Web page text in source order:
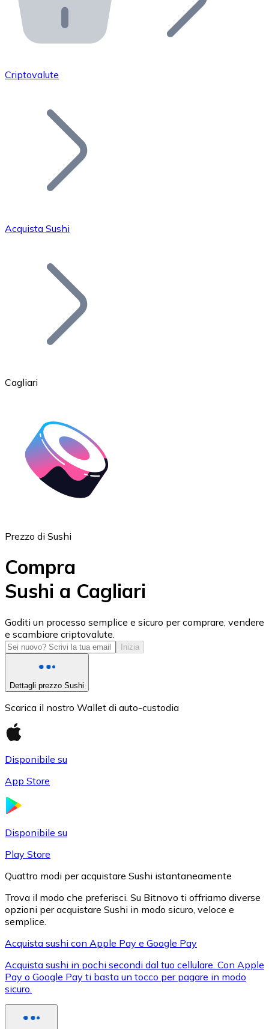
API Bitnovo
Integra la nostra API nel tuo ecosistema.
Unisciti alla nostra rete di rivenditori e
Aggiungi il token del tuo progetto al nostro servizio di
Bitcoin
Ethereum
ETH
USD Coin
USDC
XRP
XRP
Criptovalute
Acquista Sushi
Cagliari
Prezzo di Sushi
Compra
Sushi a Cagliari
Goditi un processo semplice e sicuro per comprare, vendere
e scambiare criptovalute.
Inizia
Dettagli prezzo Sushi
Scarica il nostro Wallet di auto-custodia
Disponibile su
App Store
Disponibile su
Play Store
Quattro modi per acquistare Sushi istantaneamente
Trova il modo che preferisci. Su Bitnovo ti offriamo diverse
opzioni per acquistare Sushi in modo sicuro, veloce e
semplice.
Acquista sushi con Apple Pay e Google Pay
Acquista sushi in pochi secondi dal tuo cellulare. Con Apple
Pay o Google Pay ti basta un tocco per pagare in modo
sicuro.